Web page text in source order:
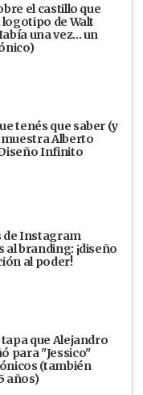
el castillo que
de Walt
una vez... un
tenés que saber (y
muestra Alberto
Infinito
de Instagram
al branding: ¡diseño
al poder!
tapa que Alejandro
para "Jessico"
(también
años)